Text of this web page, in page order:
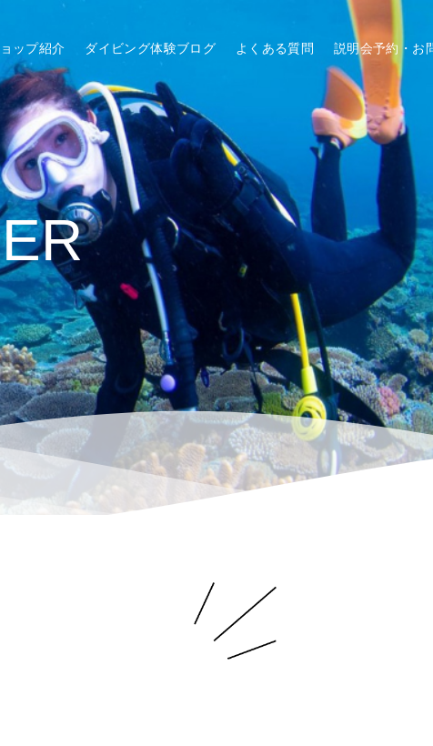
ップ紹介 ダイビング体験ブログ よくある質問 説明会予約・お